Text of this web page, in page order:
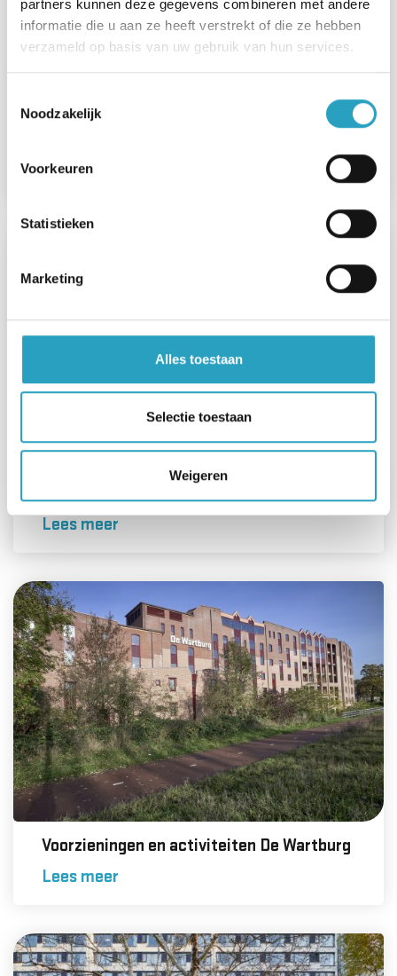
partners kunnen deze gegevens combineren met andere
informatie die u aan ze heeft verstrekt of die ze hebben
verzameld op basis van uw gebruik van hun services.
Noodzakelijk
Voorkeuren
Statistieken
Marketing
Alles toestaan
Selectie toestaan
Weigeren
Lees meer
Lees meer
Voorzieningen en activiteiten De Wartburg
Lees meer